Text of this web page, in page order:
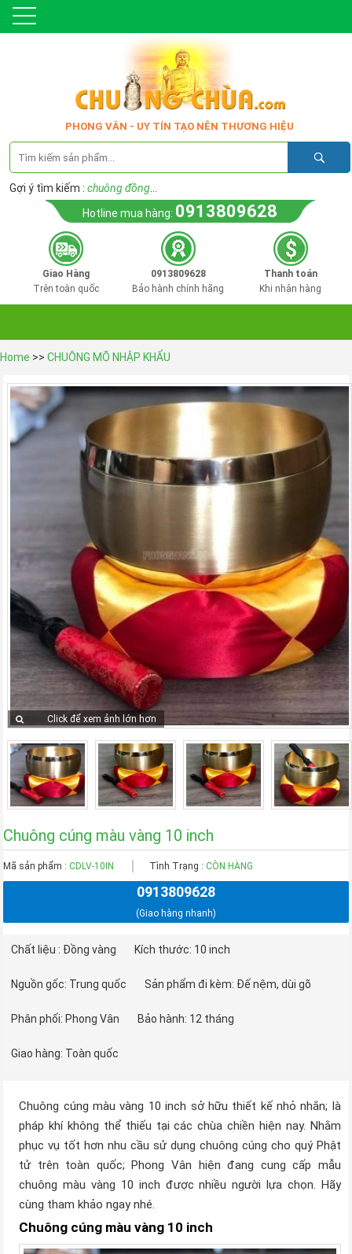
PHONG VÂN - UY TÍN TẠO NÊN THƯƠNG HIỆU
Gợi ý tìm kiếm : chuông đồng
Hotline mua hàng: 0913809628
Giao Hàng
Trên toàn quốc
0913809628
Bảo hành chính hãng
Thanh toán
Khi nhận hàng
Home >> CHUÔNG MÕ NHẬP KHẨU
Click để xem ảnh lớn hơn
Chuông cúng màu vàng 10 inch
Mã sản phẩm :CDLV-10IN Tình Trạng : CÒN HÀNG
0913809628
(Giao hàng nhanh)
Chất liệu : Đồng vàng Kích thước: 10 inch
Nguồn gốc: Trung quốc Sản phẩm đi kèm: Đế nệm, dùi gõ
Phân phối: Phong Vân Bảo hành: 12 tháng
Giao hàng: Toàn quốc
Chuông cúng màu vàng 10 inch sở hữu thiết kế nhỏ nhắn; là
pháp khí không thể thiếu tại các chùa chiền hiện nay. Nhằm
phục vụ tốt hơn nhu cầu sử dụng chuông cúng cho quý Phật
tử trên toàn quốc; Phong Vân hiện đang cung cấp mẫu
chuông màu vàng 10 inch được nhiều người lựa chọn. Hãy
cùng tham khảo ngay nhé.
Chuông cúng màu vàng 10 inch